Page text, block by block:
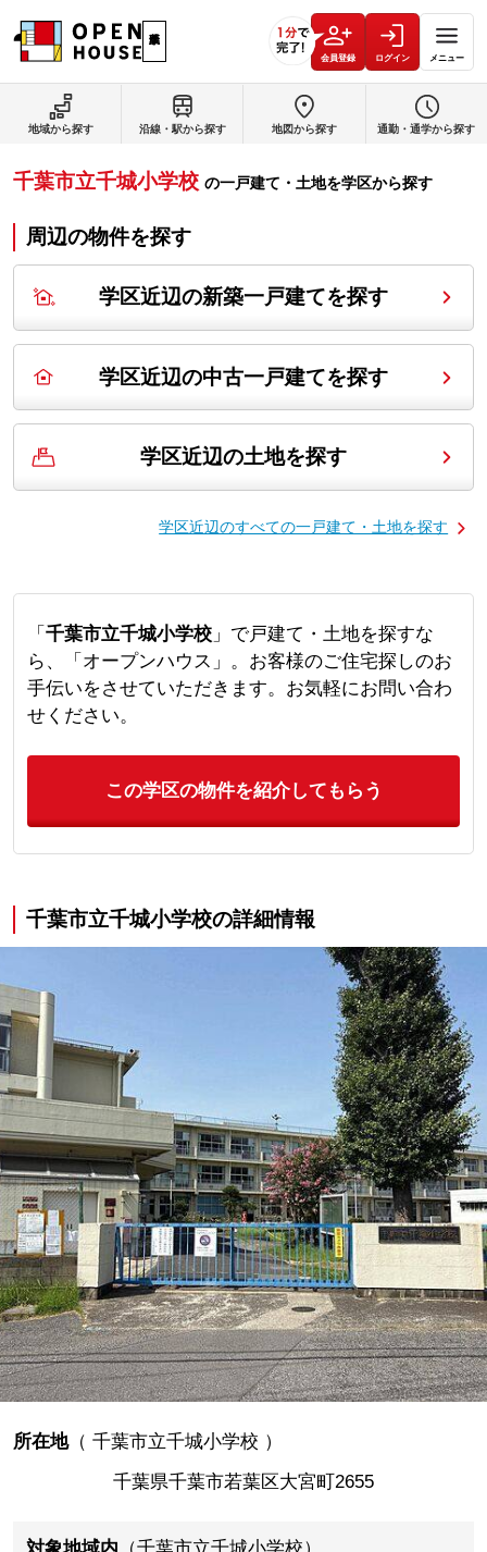
会員登録 ログイン メニュー
地域から探す 沿線・駅から探す 地図から探す 通勤・通学から探す
千葉市立千城小学校 の一戸建て・土地を学区から探す
周辺の物件を探す
学区近辺の新築一戸建てを探す
学区近辺の中古一戸建てを探す
学区近辺の土地を探す
学区近辺のすべての一戸建て・土地を探す
「 千葉市立千城小学校」で戸建て・土地を探すな
ら、「オープンハウス」。お客様のご住宅探しのお
手伝いをさせていただきます。お気軽にお問い合わ
せください。
この学区の物件を紹介してもらう
千葉市立千城小学校の詳細情報
所在地（ 千葉市立千城小学校 ）
千葉県千葉市若葉区大宮町2655